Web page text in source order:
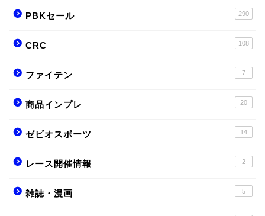
PBKセール 290
CRC 108
ファイテン 7
商品インプレ 20
ゼビオスポーツ 14
レース開催情報 2
雑誌・漫画 5